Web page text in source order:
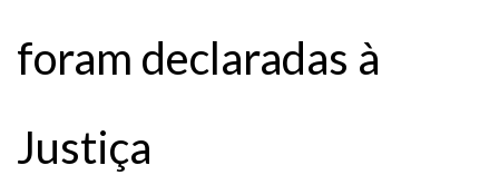
foram declaradas à
Justiça